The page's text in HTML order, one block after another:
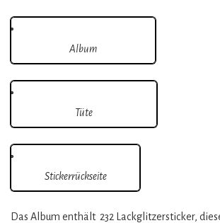
Album
Tüte
Stickerrückseite
Das Album enthält 232 Lackglitzersticker,